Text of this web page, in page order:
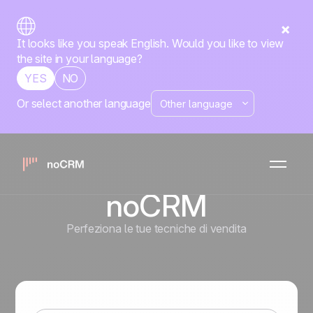
It looks like you speak English. Would you like to view
the site in your language?
YES
NO
Or select another language
Usare Il Butler
per le
automazioni in
noCRM
Perfeziona le tue tecniche di vendita